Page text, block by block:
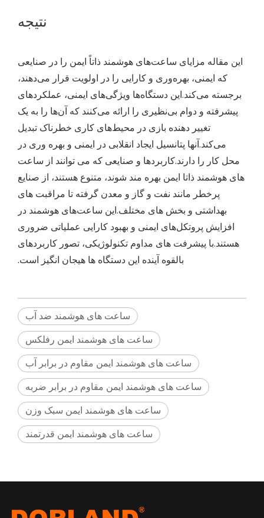
نتیجه
این مقاله مزایای ساعت‌های هوشمند ذاتاً ایمن را در صنایعی
که ایمنی، بهره‌وری و کارایی را در اولویت قرار می‌دهند،
برجسته می‌کند.این دستگاه‌ها ویژگی‌های ایمنی، عملکردهای
پیشرفته و دوام بی‌نظیری را ارائه می‌کنند که آن‌ها را به یک
تغییر دهنده بازی در محیط‌های کاری خطرناک تبدیل
می‌کند.آنها پتانسیل ایجاد انقلابی در ایمنی و بهره وری در
محل کار را دارند.کاربردها و صنایعی که می توانند از ساعت
های هوشمند ذاتا ایمن بهره مند شوند، متنوع هستند، از صنایع
پرخطر مانند نفت و گاز و معدن گرفته تا مراقبت های
بهداشتی و بخش های مختلف.این ساعت‌های هوشمند در
افزایش پروتکل‌های ایمنی و بهبود کارایی عملیاتی ضروری
هستند.با پیشرفت های مداوم تکنولوژیکی، تصور کاربردهای
بالقوه آینده این دستگاه ها هیجان انگیز است.
ساعت های هوشمند ضد آب
ساعت های هوشمند ایمن رفلکس
ساعت های هوشمند ایمن مقاوم در برابر آب
ساعت های هوشمند ایمن مقاوم در برابر ضربه
ساعت های هوشمند ایمن سبک وزن
ساعت های هوشمند ایمن قدرتمند